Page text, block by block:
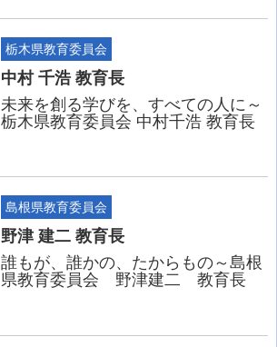
栃木県教育委員会
中村 千浩 教育長
未来を創る学びを、すべての人に～
栃木県教育委員会 中村千浩 教育長
島根県教育委員会
野津 建二 教育長
誰もが、誰かの、たからもの～島根
県教育委員会 野津建二 教育長